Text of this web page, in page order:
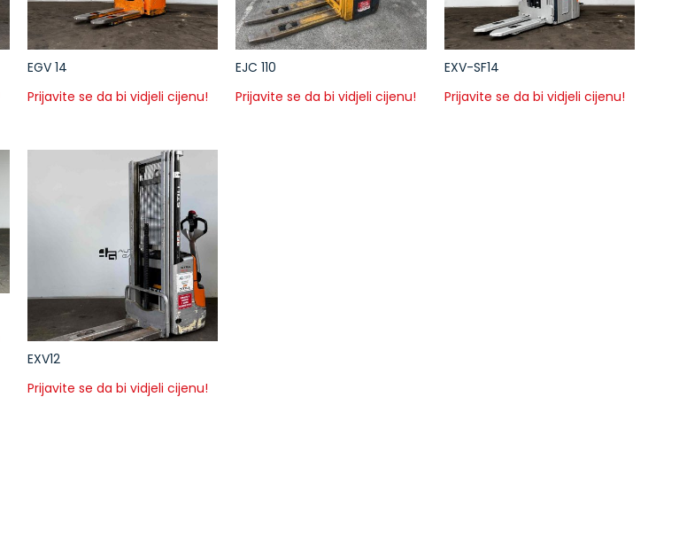
EGV 14
Prijavite se da bi vidjeli cijenu!
EJC 110
Prijavite se da bi vidjeli cijenu!
EXV-SF14
Prijavite se da bi vidjeli cijenu!
EXV12
Prijavite se da bi vidjeli cijenu!